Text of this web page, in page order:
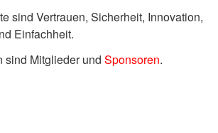
sind Vertrauen, Sicherheit, Innovation,
Einfachheit.
sind Mitglieder und Sponsoren.